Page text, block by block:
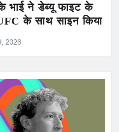
के भाई ने डेब्यू फाइट के
के साथ साइन किया
2026